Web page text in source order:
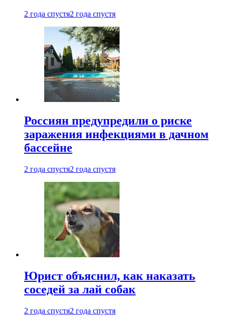
2 года спустя2 года спустя
Россиян предупредили о риске
заражения инфекциями в дачном
бассейне
2 года спустя2 года спустя
Юрист объяснил, как наказать
соседей за лай собак
2 года спустя2 года спустя